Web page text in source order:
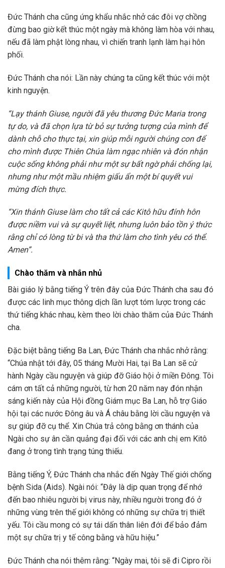
Đức Thánh cha cũng ứng khẩu nhắc nhở các đôi vợ chồng
đừng bao giờ kết thúc một ngày mà không làm hòa với nhau,
nếu đã làm phật lòng nhau, vì chiến tranh lạnh làm hại hôn
phối.
Đức Thánh cha nói: Lần này chúng ta cũng kết thúc với một
kinh nguyện.
“Lạy thánh Giuse, người đã yêu thương Đức Maria trong
tự do, và đã chọn lựa từ bỏ sự tưởng tượng của mình để
dành chỗ cho thực tại, xin giúp mỗi người chúng con để
cho mình được Thiên Chúa làm ngạc nhiên và đón nhận
cuộc sống không phải như một sự bất ngờ phải chống lại,
nhưng như một mầu nhiệm giấu ẩn một bí quyết vui
mừng đích thực.
“Xin thánh Giuse làm cho tất cả các Kitô hữu đính hôn
được niềm vui và sự quyết liệt, nhưng luôn bảo tồn ý thức
rằng chỉ có lòng từ bi và tha thứ làm cho tình yêu có thể.
Amen”.
Chào thăm và nhắn nhủ
Bài giáo lý bằng tiếng Ý trên đây của Đức Thánh cha sau đó
được các linh mục thông dịch lần lượt tóm lược trong các
thứ tiếng khác nhau, kèm theo lời chào thăm của Đức Thánh
cha.
Đặc biệt bằng tiếng Ba Lan, Đức Thánh cha nhắc nhở rằng:
“Chúa nhật tới đây, 05 tháng Mười Hai, tại Ba Lan sẽ cử
hành Ngày cầu nguyện và giúp đỡ Giáo hội ở miền Đông. Tôi
cám ơn tất cả những người, từ hơn 20 năm nay đón nhận
sáng kiến này của Hội đồng Giám mục Ba Lan, hỗ trợ Giáo
hội tại các nước Đông âu và Á châu bằng lời cầu nguyện và
sự giúp đỡ cụ thể. Xin Chúa trả công bằng ơn thánh của
Ngài cho sự ân cần quảng đại đối với các anh chị em Kitô
đang ở trong tình trạng túng thiếu.
Bằng tiếng Ý, Đức Thánh cha nhắc đến Ngày Thế giới chống
bệnh Sida (Aids). Ngài nói: “Đây là dịp quan trọng để nhớ
đến bao nhiêu người bị virus này, nhiều người trong đó ở
những vùng trên thế giới không có những sự chữa trị thiết
yếu. Tôi cầu mong có sự tái dấn thân liên đới để bảo đảm
một sự chữa trị y tế công bằng và hữu hiệu.”
Đức Thánh cha nói thêm rằng: “Ngày mai, tôi sẽ đi Cipro rồi